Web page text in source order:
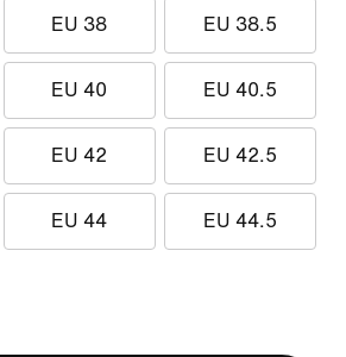
EU 38 EU 38.5
EU 40 EU 40.5
EU 42 EU 42.5
EU 44 EU 44.5